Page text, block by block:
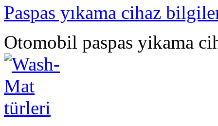
Paspas yıkama cihaz
Otomobil paspas yikama